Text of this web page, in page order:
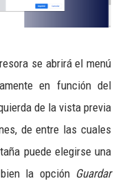
se abrirá el menú
en función del
de la vista previa
de entre las cuales
puede elegirse una
la opción Guardar